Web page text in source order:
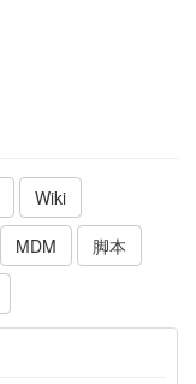
Wiki
MDM
脚本